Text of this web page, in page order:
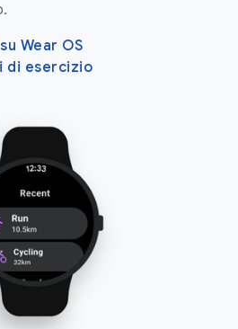
Wear OS
esercizio